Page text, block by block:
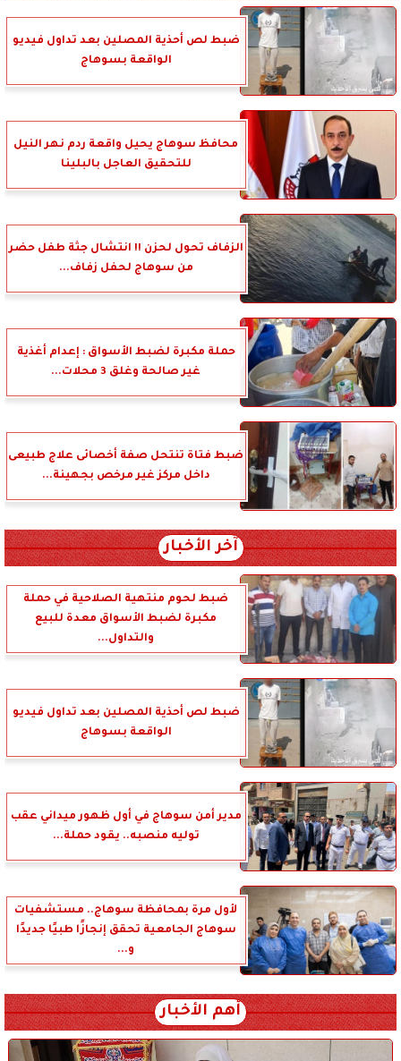
ضبط لص أحذية المصلين بعد تداول فيديو
الواقعة بسوهاج
محافظ سوهاج يحيل واقعة ردم نهر النيل
للتحقيق العاجل بالبلينا
الزفاف تحول لحزن !! انتشال جثة طفل حضر
من سوهاج لحفل زفاف...
حملة مكبرة لضبط الأسواق : إعدام أغذية
غير صالحة وغلق 3 محلات...
ضبط فتاة تنتحل صفة أخصائى علاج طبيعى
داخل مركز غير مرخص بجهينة...
آخر الأخبار
ضبط لحوم منتهية الصلاحية في حملة
مكبرة لضبط الأسواق معدة للبيع
والتداول...
ضبط لص أحذية المصلين بعد تداول فيديو
الواقعة بسوهاج
مدير أمن سوهاج في أول ظهور ميداني عقب
توليه منصبه.. يقود حملة...
لأول مرة بمحافظة سوهاج.. مستشفيات
سوهاج الجامعية تحقق إنجازًا طبيًا جديدًا
و...
أهم الأخبار